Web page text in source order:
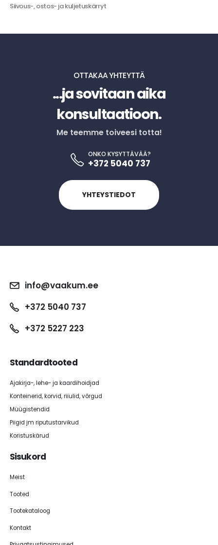
Siivous-, ostos- ja kuljetuskärryt
OTTAKAA YHTEYTTÄ
...ja sovitaan aika
konsultaatioon.
Me teemme toiveesi totta!
ONKO KYSYTTÄVÄÄ?
+372 5040 737
YHTEYSTIEDOT
info@vaakum.ee
+372 5040 737
+372 5227 223
Standardtooted
Ajakirja-, lehe- ja kaardihoidjad
Konteinerid, korvid, riiulid, võrgud
Müügistendid
Piigid jm riputustarvikud
Koristuskärud
Sisukord
Meist
Tooted
Tootekataloog
Kontakt